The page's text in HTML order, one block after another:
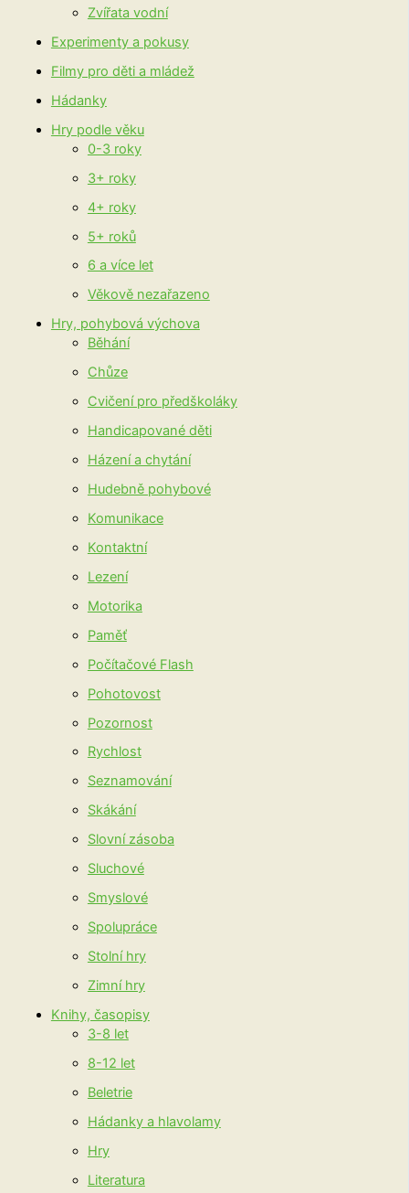
Zvířata vodní
Experimenty a pokusy
Filmy pro děti a mládež
Hádanky
Hry podle věku
0-3 roky
3+ roky
4+ roky
5+ roků
6 a více let
Věkově nezařazeno
Hry, pohybová výchova
Běhání
Chůze
Cvičení pro předškoláky
Handicapované děti
Házení a chytání
Hudebně pohybové
Komunikace
Kontaktní
Lezení
Motorika
Paměť
Počítačové Flash
Pohotovost
Pozornost
Rychlost
Seznamování
Skákání
Slovní zásoba
Sluchové
Smyslové
Spolupráce
Stolní hry
Zimní hry
Knihy, časopisy
3-8 let
8-12 let
Beletrie
Hádanky a hlavolamy
Hry
Literatura